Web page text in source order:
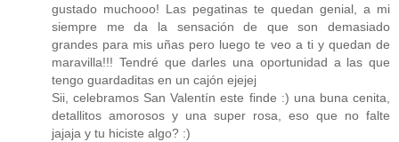
gustado muchooo! Las pegatinas te quedan genial, a mi
siempre me da la sensación de que son demasiado
grandes para mis uñas pero luego te veo a ti y quedan de
maravilla!!! Tendré que darles una oportunidad a las que
tengo guardaditas en un cajón ejejej
Sii, celebramos San Valentín este finde :) una buna cenita,
detallitos amorosos y una super rosa, eso que no falte
jajaja y tu hiciste algo? :)